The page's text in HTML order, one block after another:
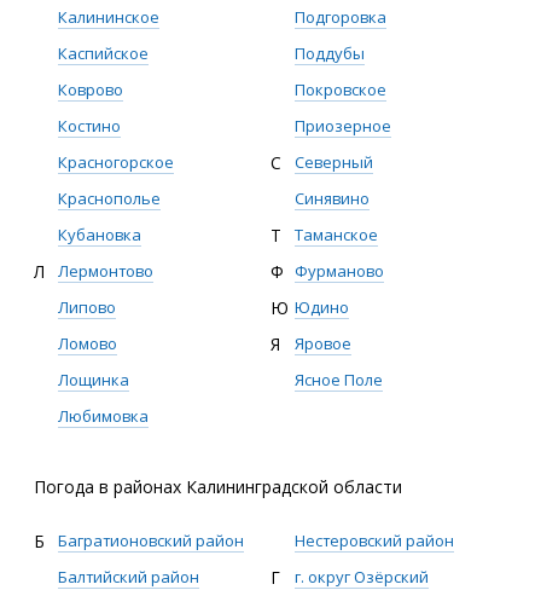
Калининское
Каспийское
Коврово
Костино
Красногорское
Краснополье
Кубановка
Л
Лермонтово
Липово
Ломово
Лощинка
Любимовка
Подгоровка
Поддубы
Покровское
Приозерное
С
Северный
Синявино
Т Таманское
Ф Фурманово
Ю Юдино
Я
Яровое
Ясное Поле
Погода в районах Калининградской области
Б
Багратионовский район
Балтийский район
Нестеровский район
Г
г. округ Озёрский